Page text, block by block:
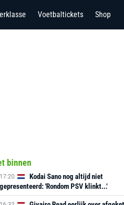
Voetbaltickets Shop
binnen
17:20
Kodai Sano nog altijd niet
gepresenteerd: 'Rondom PSV klinkt...'